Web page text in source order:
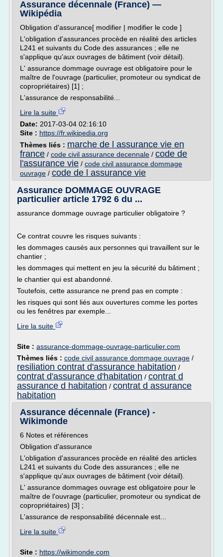
Assurance décennale (France) —
Wikipédia
Obligation d'assurance[ modifier | modifier le code ]
L'obligation d'assurances procède en réalité des articles
L241 et suivants du Code des assurances ; elle ne
s'applique qu'aux ouvrages de bâtiment (voir détail).
L' assurance dommage ouvrage est obligatoire pour le
maître de l'ouvrage (particulier, promoteur ou syndicat de
copropriétaires) [1] ;
L'assurance de responsabilité...
Lire la suite
Date: 2017-03-04 02:16:10
Site : https://fr.wikipedia.org
Thèmes liés : marche de l assurance vie en
france / code civil assurance decennale / code de
l'assurance vie / code civil assurance dommage
ouvrage / code de l assurance vie
Assurance DOMMAGE OUVRAGE
particulier article 1792 6 du ...
assurance dommage ouvrage particulier obligatoire ?
Ce contrat couvre les risques suivants :
les dommages causés aux personnes qui travaillent sur le
chantier ;
les dommages qui mettent en jeu la sécurité du bâtiment ;
le chantier qui est abandonné.
Toutefois, cette assurance ne prend pas en compte :
les risques qui sont liés aux ouvertures comme les portes
ou les fenêtres par exemple...
Lire la suite
Site : assurance-dommage-ouvrage-particulier.com
Thèmes liés : code civil assurance dommage ouvrage /
resiliation contrat d'assurance habitation /
contrat d'assurance d'habitation / contrat d
assurance d habitation / contrat d assurance
habitation
Assurance décennale (France) -
Wikimonde
6 Notes et références
Obligation d'assurance
L'obligation d'assurances procède en réalité des articles
L241 et suivants du Code des assurances ; elle ne
s'applique qu'aux ouvrages de bâtiment (voir détail).
L' assurance dommages ouvrage est obligatoire pour le
maître de l'ouvrage (particulier, promoteur ou syndicat de
copropriétaires) [3] ;
L'assurance de responsabilité décennale est...
Lire la suite
Site : https://wikimonde.com